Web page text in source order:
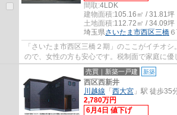
間取:4LDK
建物面積:105.16㎡ / 31.81坪
土地面積:112.72㎡ / 34.09坪
埼玉県さいたま市西区三橋
「さいたま市西区三橋２期」のここがイチオ
ので、女性の方も安心です。税制面で家庭に優
しい長期優良住宅です。忙しい方でもさっと...
売買｜新築一戸建 新築
西区西新井
川越線 「 西大宮 」駅 徒歩35
2,780万円
6月4日 値下げ